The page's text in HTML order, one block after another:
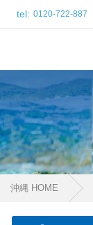
tel: 0120-722-887
沖縄 HOME